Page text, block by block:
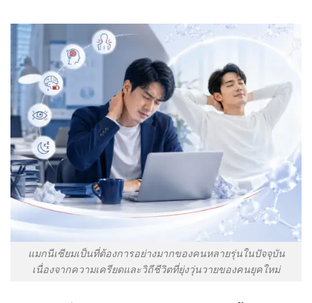
แมกนีเซียมเป็นที่ต้องการอย่างมากของคนหลายรุ่นในปัจจุบัน
เนื่องจากความเครียดและวิถีชีวิตที่ยุ่งวุ่นวายของคนยุคใหม่